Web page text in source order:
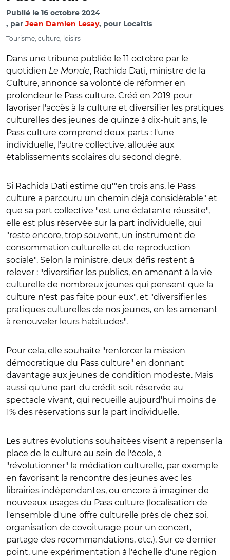
Publié le 16 octobre 2024
par Jean Damien Lesay, pour Localtis
Tourisme, culture, loisirs
Dans une tribune publiée le 11 octobre par le
quotidien Le Monde, Rachida Dati, ministre de la
Culture, annonce sa volonté de réformer en
profondeur le Pass culture. Créé en 2019 pour
favoriser l'accès à la culture et diversifier les pratiques
culturelles des jeunes de quinze à dix-huit ans, le
Pass culture comprend deux parts : l'une
individuelle, l'autre collective, allouée aux
établissements scolaires du second degré.
Si Rachida Dati estime qu'"en trois ans, le Pass
culture a parcouru un chemin déjà considérable" et
que sa part collective "est une éclatante réussite",
elle est plus réservée sur la part individuelle, qui
"reste encore, trop souvent, un instrument de
consommation culturelle et de reproduction
sociale". Selon la ministre, deux défis restent à
relever : "diversifier les publics, en amenant à la vie
culturelle de nombreux jeunes qui pensent que la
culture n'est pas faite pour eux", et "diversifier les
pratiques culturelles de nos jeunes, en les amenant
à renouveler leurs habitudes".
Pour cela, elle souhaite "renforcer la mission
démocratique du Pass culture" en donnant
davantage aux jeunes de condition modeste. Mais
aussi qu'une part du crédit soit réservée au
spectacle vivant, qui recueille aujourd'hui moins de
1% des réservations sur la part individuelle.
Les autres évolutions souhaitées visent à repenser la
place de la culture au sein de l'école, à
"révolutionner" la médiation culturelle, par exemple
en favorisant la rencontre des jeunes avec les
librairies indépendantes, ou encore à imaginer de
nouveaux usages du Pass culture (localisation de
l'ensemble d'une offre culturelle près de chez soi,
organisation de covoiturage pour un concert,
partage des recommandations, etc.). Sur ce dernier
point, une expérimentation à l'échelle d'une région